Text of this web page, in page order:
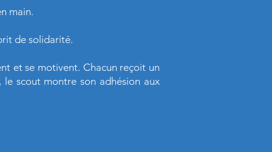
main.
de solidarité.
et se motivent. Chacun reçoit un
scout montre son adhésion aux